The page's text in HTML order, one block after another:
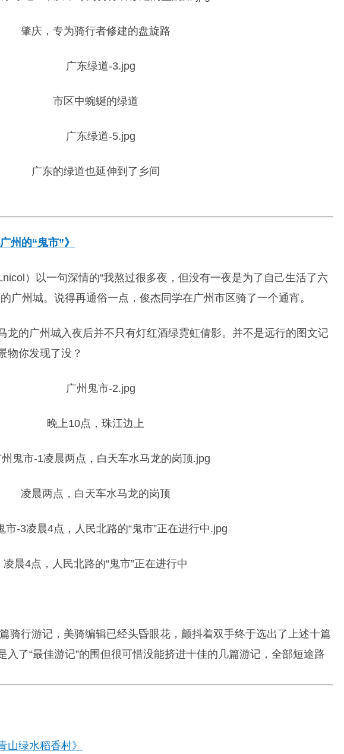
肇庆，专为骑行者修建的盘旋路
市区中蜿蜒的绿道
广东的绿道也延伸到了乡间
州的“鬼市”》
）以一句深情的“我熬过很多夜，但没有一夜是为了自己生活了六
广州城。说得再通俗一点，俊杰同学在广州市区骑了一个通宵。
龙的广州城入夜后并不只有灯红酒绿霓虹倩影。并不是远行的图文记
物你发现了没？
晚上10点，珠江边上
凌晨两点，白天车水马龙的岗顶
凌晨4点，人民北路的“鬼市”正在进行中
骑行游记，美骑编辑已经头昏眼花，颤抖着双手终于选出了上述十篇
入了“最佳游记”的围但很可惜没能挤进十佳的几篇游记，全部短途路
山绿水稻香村》